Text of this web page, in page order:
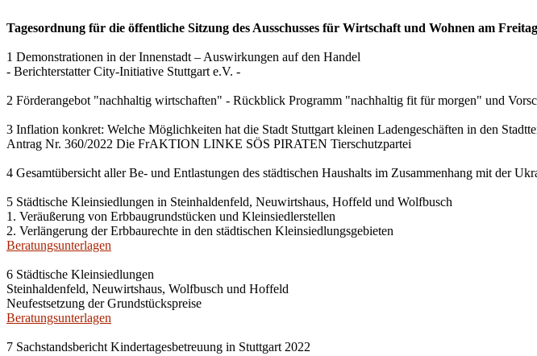
Tagesordnung für die öffentliche Sitzung des Ausschusses für Wirtschaft und Wohnen am
1 Demonstrationen in der Innenstadt – Auswirkungen auf den Handel
- Berichterstatter City-Initiative Stuttgart e.V. -
2 Förderangebot "nachhaltig wirtschaften" - Rückblick Programm "nachhaltig fit für morgen" und
3 Inflation konkret: Welche Möglichkeiten hat die Stadt Stuttgart kleinen Ladengeschäften in den
Antrag Nr. 360/2022 Die FrAKTION LINKE SÖS PIRATEN Tierschutzpartei
4 Gesamtübersicht aller Be- und Entlastungen des städtischen Haushalts im Zusammenhang mit der
5 Städtische Kleinsiedlungen in Steinhaldenfeld, Neuwirtshaus, Hoffeld und Wolfbusch
1. Veräußerung von Erbbaugrundstücken und Kleinsiedlerstellen
2. Verlängerung der Erbbaurechte in den städtischen Kleinsiedlungsgebieten
Beratungsunterlagen
6 Städtische Kleinsiedlungen
Steinhaldenfeld, Neuwirtshaus, Wolfbusch und Hoffeld
Neufestsetzung der Grundstückspreise
Beratungsunterlagen
7 Sachstandsbericht Kindertagesbetreuung in Stuttgart 2022